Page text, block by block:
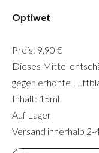
Optiwet
Preis: 9,90 €
Dieses Mittel
gegen erhöhte
Inhalt: 15ml
Auf Lager
Versand innerhalb 2-